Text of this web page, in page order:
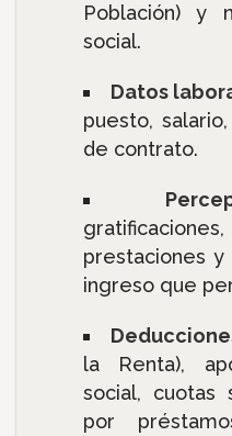
Población) y
social.
Datos
puesto,
de contrato.
prestaciones
ingreso que
la Renta),
social, cuotas
por